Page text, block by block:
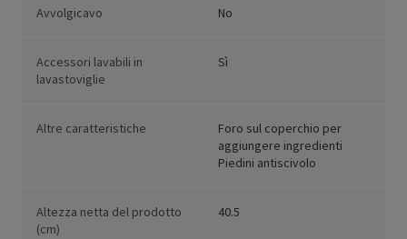
Avvolgicavo No
Accessori lavabili in
lavastoviglie
Sì
Altre caratteristiche
Foro sul coperchio per
aggiungere ingredienti
Piedini antiscivolo
Altezza netta del prodotto
(cm)
40.5